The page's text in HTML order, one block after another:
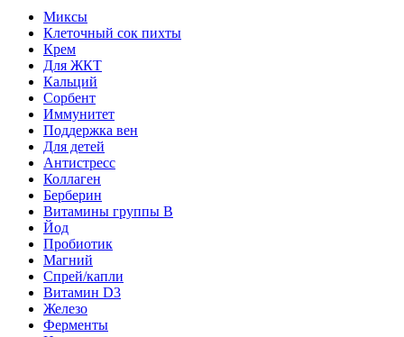
Миксы
Клеточный сок пихты
Крем
Для ЖКТ
Кальций
Сорбент
Иммунитет
Поддержка вен
Для детей
Антистресс
Коллаген
Берберин
Витамины группы B
Йод
Пробиотик
Магний
Спрей/капли
Витамин D3
Железо
Ферменты